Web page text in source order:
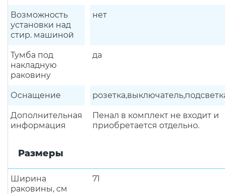
Возможность
установки над
стир. машиной
нет
Тумба под
накладную
раковину
да
Оснащение
Дополнительная
информация
Пенал в комплект не входит и
приобретается отдельно.
Размеры
Ширина
раковины, см
71